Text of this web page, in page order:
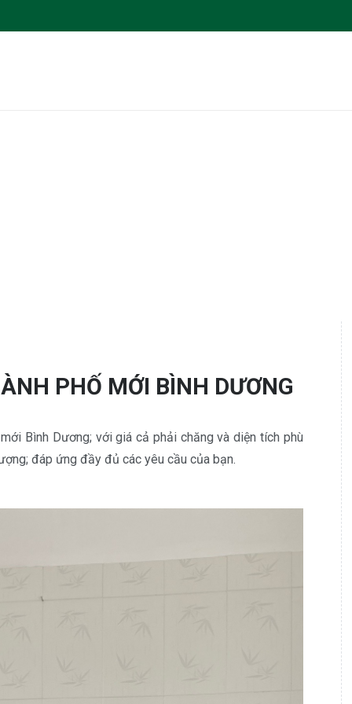
PHỐ MỚI BÌNH DƯƠNG
Bình Dương; với giá cả phải chăng và diện tích phù
đáp ứng đầy đủ các yêu cầu của bạn.